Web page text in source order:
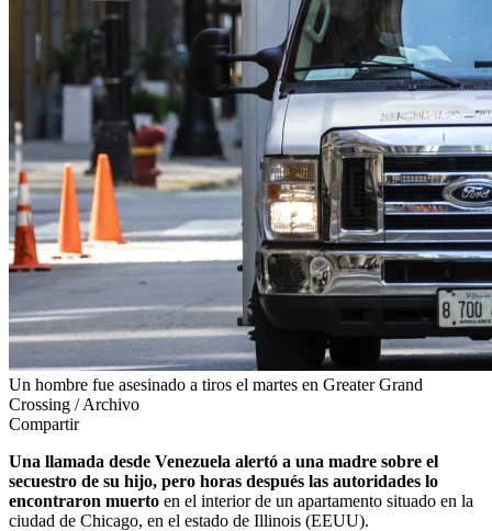
Un hombre fue asesinado a tiros el martes en Greater Grand
Crossing / Archivo
Compartir
Una llamada desde Venezuela alertó a una madre sobre el
secuestro de su hijo, pero horas después las autoridades lo
encontraron muerto en el interior de un apartamento situado en la
ciudad de Chicago, en el estado de Illinois (EEUU).